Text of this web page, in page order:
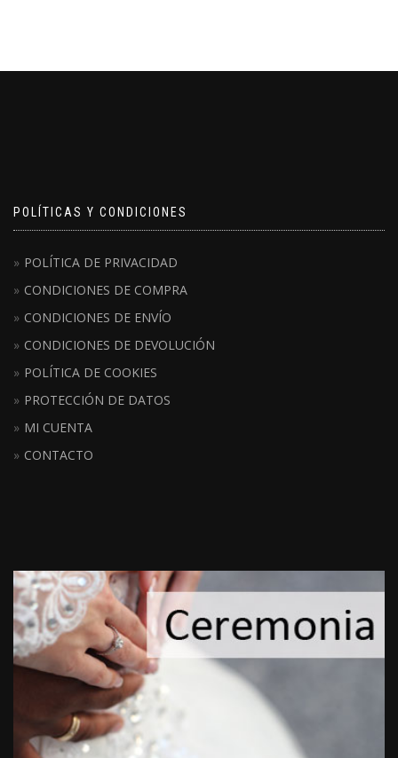
POLÍTICAS Y CONDICIONES
POLÍTICA DE PRIVACIDAD
CONDICIONES DE COMPRA
CONDICIONES DE ENVÍO
CONDICIONES DE DEVOLUCIÓN
POLÍTICA DE COOKIES
PROTECCIÓN DE DATOS
MI CUENTA
CONTACTO